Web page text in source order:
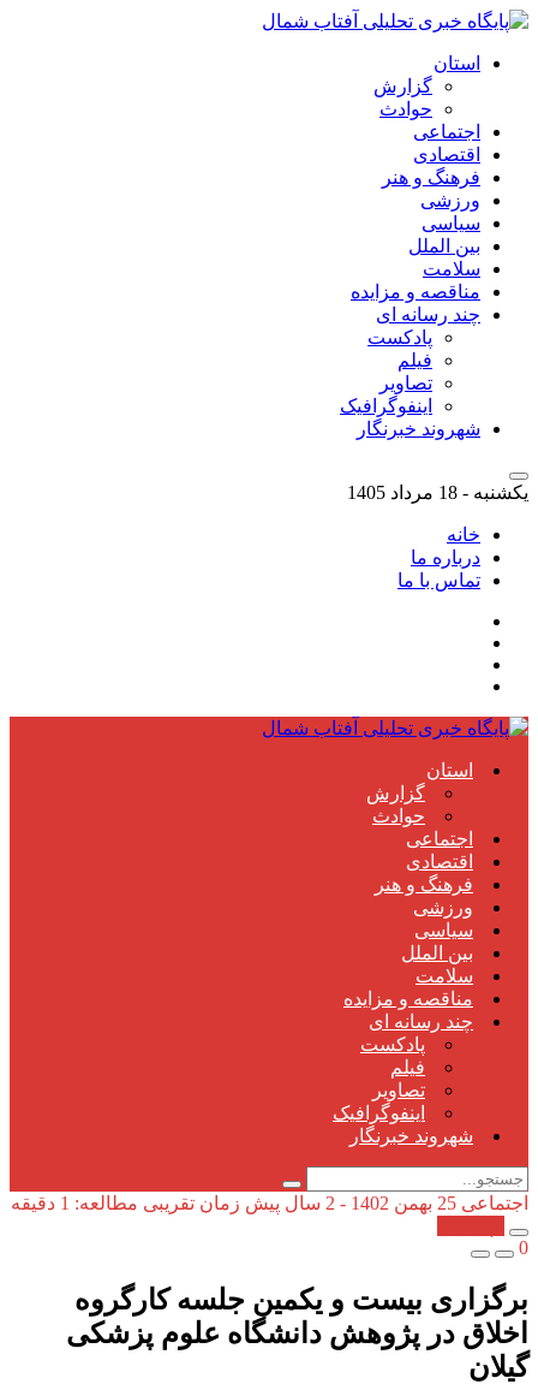
استان
گزارش
حوادث
اجتماعی
اقتصادی
فرهنگ و هنر
ورزشی
سیاسی
بین الملل
سلامت
مناقصه و مزایده
چند رسانه ای
پادکست
فیلم
تصاویر
اینفوگرافیک
شهروند خبرنگار
یکشنبه - 18 مرداد 1405
خانه
درباره ما
تماس با ما
استان
گزارش
حوادث
اجتماعی
اقتصادی
فرهنگ و هنر
ورزشی
سیاسی
بین الملل
سلامت
مناقصه و مزایده
چند رسانه ای
پادکست
فیلم
تصاویر
اینفوگرافیک
شهروند خبرنگار
اجتماعی 25 بهمن 1402 - 2 سال پیش
زمان تقریبی مطالعه: 1 دقیقه
0
برگزاری بیست و یکمین جلسه کارگروه
اخلاق در پژوهش دانشگاه علوم پزشکی
گیلان